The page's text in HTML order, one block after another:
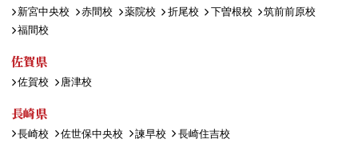
新宮中央校
赤間校 薬院校 折尾校 下曽根校
筑前前原校
福間校
佐賀県
佐賀校 唐津校
長崎県
長崎校 佐世保中央校 諫早校 長崎住吉校